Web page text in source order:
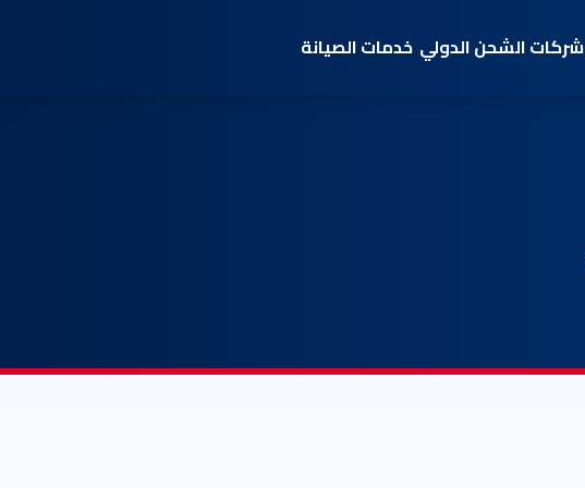
شركات الشحن الدولي خدمات الصيانة